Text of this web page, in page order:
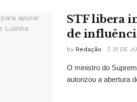
STF libera
de
by Redação 31 DE
O ministro do
autorizou a abertura